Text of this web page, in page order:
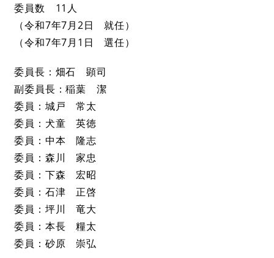
委員数 11人
（令和7年7月2日 就任）
​（令和7年7月1日 選任）
委員長：畑石 顕司
副委員長：稲葉 潔
委員：城戸 常太
委員：犬童 英徳
委員：中本 隆志
委員：森川 家忠
委員：下森 宏昭
委員：石津 正啓
委員：坪川 竜大
委員：本長 糧太
委員：砂原 崇弘